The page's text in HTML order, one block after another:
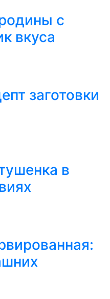
с
вкуса
заготовки
в